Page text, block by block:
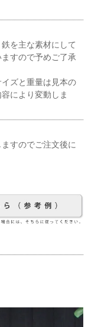
を主な素材にして
すので予めご了承
ズと重量は見本の
により変動しま
すのでご注文後に